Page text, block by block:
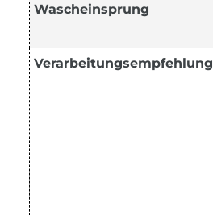
Wascheinsprung
Verarbeitungsempfehlung